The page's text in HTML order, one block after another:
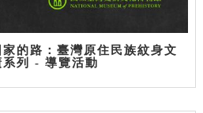
家的路：臺灣原住民族紋身文
列 - 導覽活動